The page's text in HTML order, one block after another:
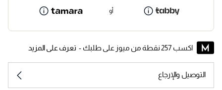
أو
اكسب 257 نقطة من ميوز على طلبك - تعرف على المزيد
التوصيل والإرجاع